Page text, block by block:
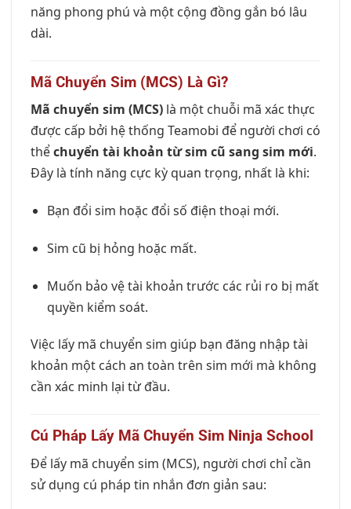
năng phong phú và một cộng đồng gắn bó lâu
dài.
Mã Chuyển Sim (MCS) Là Gì?
Mã chuyển sim (MCS) là một chuỗi mã xác thực
được cấp bởi hệ thống Teamobi để người chơi có
thểchuyển tài khoản từ sim cũ sang sim mới.
Đây là tính năng cực kỳ quan trọng, nhất là khi:
Bạn đổi sim hoặc đổi số điện thoại mới.
Sim cũ bị hỏng hoặc mất.
Muốn bảo vệ tài khoản trước các rủi ro bị mất
quyền kiểm soát.
Việc lấy mã chuyển sim giúp bạn đăng nhập tài
khoản một cách an toàn trên sim mới mà không
cần xác minh lại từ đầu.
Cú Pháp Lấy Mã Chuyển Sim Ninja School
Để lấy mã chuyển sim (MCS), người chơi chỉ cần
sử dụng cú pháp tin nhắn đơn giản sau: